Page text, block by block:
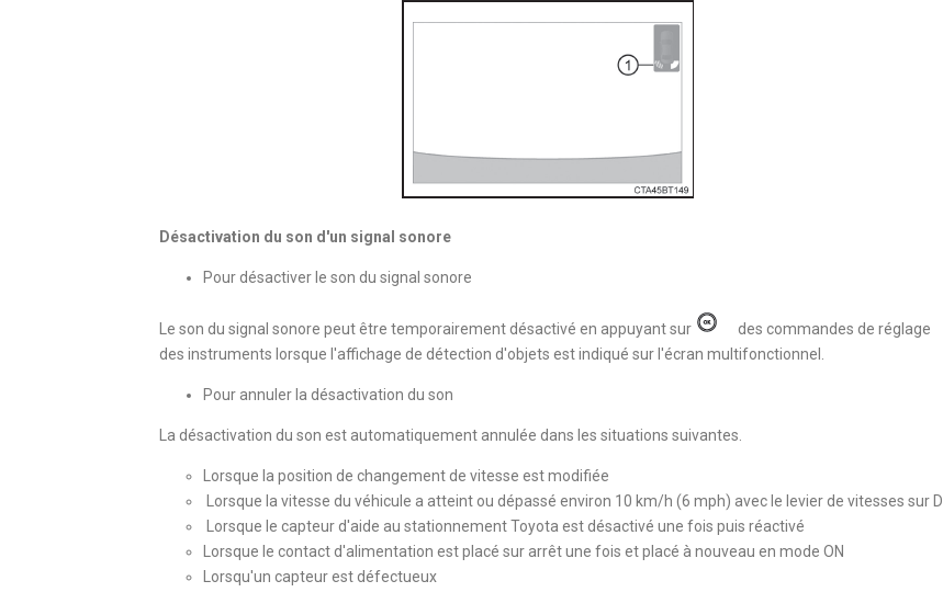
Désactivation du son d'un signal sonore
Pour désactiver le son du signal sonore
Le son du signal sonore peut être temporairement désactivé en appuyant sur
des commandes de réglage
des instruments lorsque l'affichage de détection d'objets est indiqué sur l'écran multifonctionnel.
Pour annuler la désactivation du son
La désactivation du son est automatiquement annulée dans les situations suivantes.
Lorsque la position de changement de vitesse est modifiée
Lorsque la vitesse du véhicule a atteint ou dépassé environ 10 km/h (6 mph) avec le levier de vitesses sur D
Lorsque le capteur d'aide au stationnement Toyota est désactivé une fois puis réactivé
Lorsque le contact d'alimentation est placé sur arrêt une fois et placé à nouveau en mode ON
Lorsqu'un capteur est défectueux